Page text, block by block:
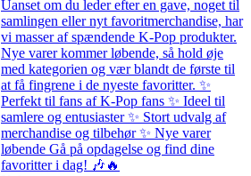
Uanset om du leder efter en gave, noget til
samlingen eller nyt favoritmerchandise, har
vi masser af spændende K-Pop produkter.
Nye varer kommer løbende, så hold øje
med kategorien og vær blandt de første til
at få fingrene i de nyeste favoritter. ✨
Perfekt til fans af K-Pop fans ✨ Ideel til
samlere og entusiaster ✨ Stort udvalg af
merchandise og tilbehør ✨ Nye varer
løbende Gå på opdagelse og find dine
favoritter i dag! 🎶🔥